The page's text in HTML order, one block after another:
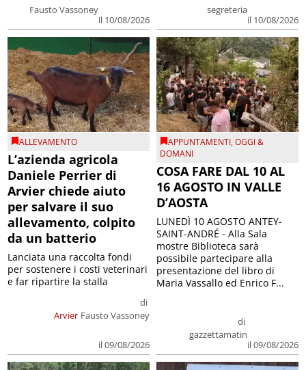
Fausto Vassoney
il 10/08/2026
segreteria
il 10/08/2026
ALLEVAMENTO
L’azienda agricola
Daniele Perrier di
Arvier chiede aiuto
per salvare il suo
allevamento, colpito
da un batterio
Arvier
di
Fausto Vassoney
il 09/08/2026
Lanciata una raccolta fondi
per sostenere i costi veterinari
e far ripartire la stalla
APPUNTAMENTI,OGGI &
DOMANI
COSA FARE DAL 10 AL
16 AGOSTO IN VALLE
D’AOSTA
di
gazzettamatin
il 09/08/2026
LUNEDÌ 10 AGOSTO ANTEY-
SAINT-ANDRÉ - Alla Sala
mostre Biblioteca sarà
possibile partecipare alla
presentazione del libro di
Maria Vassallo ed Enrico F...